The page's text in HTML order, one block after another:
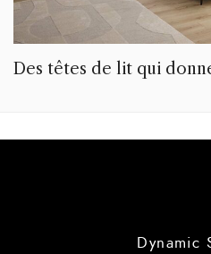
Des têtes de lit qui
Dynamic